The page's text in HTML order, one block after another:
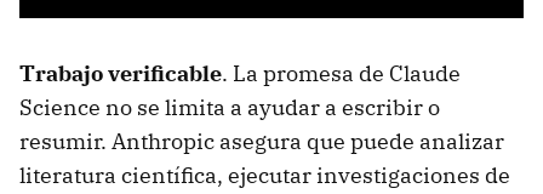
Trabajo verificable. La promesa de Claude
Science no se limita a ayudar a escribir o
resumir. Anthropic asegura que puede analizar
literatura científica, ejecutar investigaciones de